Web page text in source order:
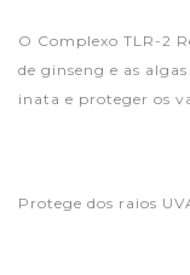
O Complexo TLR-2
de ginseng e as
inata e proteger os
Protege dos raios